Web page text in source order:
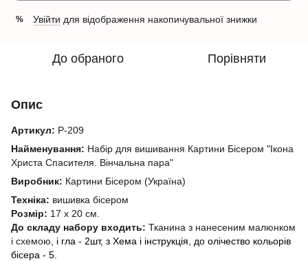
% Увійти для відображення накопичувальної знижки
До обраного Порівняти
Опис
Артикул: Р-209
Найменування: Набір для вишивання Картини Бісером "Ікона
Христа Спасителя. Вінчальна пара"
Виробник: Картини Бісером (Україна)
Техніка: вишивка бісером
Розмір: 17 х 20 см.
До складу набору входить: Тканина з нанесеним малюнком
і схемою, і гла - 2шт, з Хема і інструкція, до олічество кольорів
бісера - 5.